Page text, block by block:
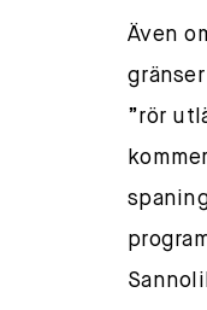
Även
”rör